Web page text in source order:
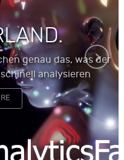
genau das, was der
analysieren